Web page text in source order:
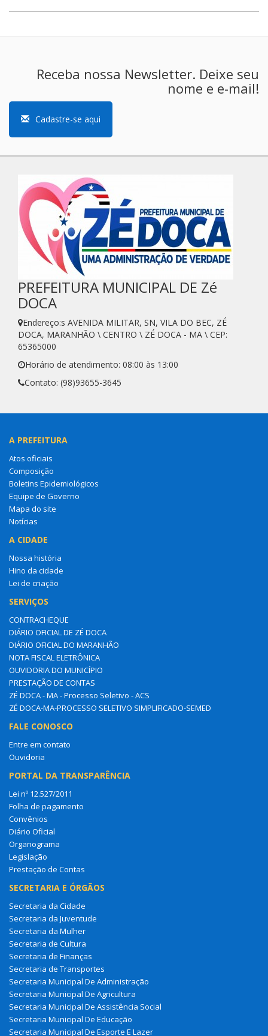
Receba nossa Newsletter. Deixe seu
nome e e-mail!
Cadastre-se aqui
PREFEITURA MUNICIPAL DE Zé
DOCA
Endereço:s AVENIDA MILITAR, SN, VILA DO BEC, ZÉ
DOCA, MARANHÃO \ CENTRO \ ZÉ DOCA - MA \ CEP:
65365000
Horário de atendimento: 08:00 às 13:00
Contato: (98)93655-3645
A PREFEITURA
Atos oficiais
Composição
Boletins Epidemiológicos
Equipe de Governo
Mapa do site
Notícias
A CIDADE
Nossa história
Hino da cidade
Lei de criação
SERVIÇOS
CONTRACHEQUE
DIÁRIO OFICIAL DE ZÉ DOCA
DIÁRIO OFICIAL DO MARANHÃO
NOTA FISCAL ELETRÔNICA
OUVIDORIA DO MUNICÍPIO
PRESTAÇÃO DE CONTAS
ZÉ DOCA - MA - Processo Seletivo - ACS
ZÉ DOCA-MA-PROCESSO SELETIVO SIMPLIFICADO-SEMED
FALE CONOSCO
Entre em contato
Ouvidoria
PORTAL DA TRANSPARÊNCIA
Lei nº 12.527/2011
Folha de pagamento
Convênios
Diário Oficial
Organograma
Legislação
Prestação de Contas
SECRETARIA E ÓRGÃOS
Secretaria da Cidade
Secretaria da Juventude
Secretaria da Mulher
Secretaria de Cultura
Secretaria de Finanças
Secretaria de Transportes
Secretaria Municipal De Administração
Secretaria Municipal De Agricultura
Secretaria Municipal De Assistência Social
Secretaria Municipal De Educação
Secretaria Municipal De Esporte E Lazer